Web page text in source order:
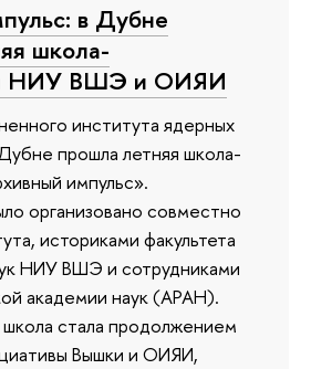
в Дубне
школа-
НИУ ВШЭ и ОИЯИ
института ядерных
прошла летняя школа-
импульс».
организовано совместно
историками факультета
НИУ ВШЭ и сотрудниками
академии наук (АРАН).
школа стала продолжением
Вышки и ОИЯИ,